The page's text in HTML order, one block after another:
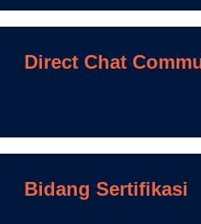
Direct Chat
Bidang Sertifikasi